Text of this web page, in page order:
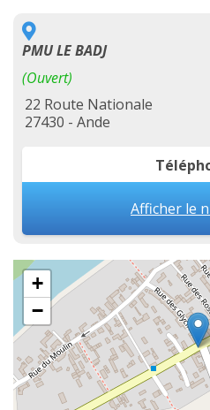
PMU LE BADJ
(Ouvert)
22 Route Nationale
27430 - Ande
Afficher le
+
−